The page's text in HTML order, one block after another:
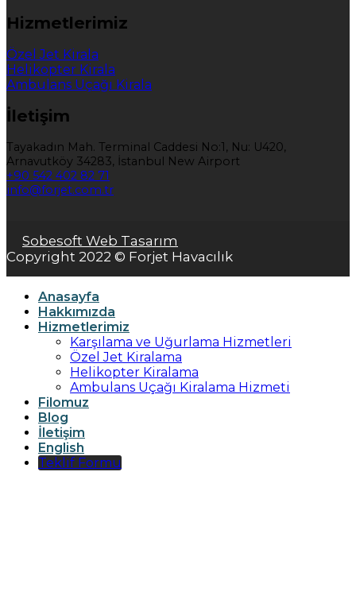
Hizmetlerimiz
Özel Jet Kirala
Helikopter Kirala
Ambulans Uçağı Kirala
İletişim
Tayakadın Mah. Terminal Caddesi No:1, Nu: U420,
Arnavutköy 34283, İstanbul New Airport
+90 542 402 82 71
info@forjet.com.tr
Sobesoft Web Tasarım
Copyright 2022 © Forjet Havacılık
Anasayfa
Hakkımızda
Hizmetlerimiz
Karşılama ve Uğurlama Hizmetleri
Özel Jet Kiralama
Helikopter Kiralama
Ambulans Uçağı Kiralama Hizmeti
Filomuz
Blog
İletişim
English
Teklif Formu